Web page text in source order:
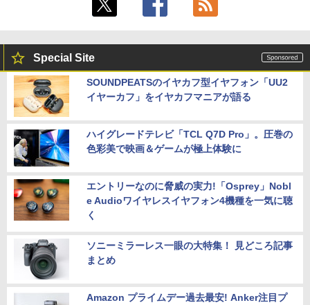
Special Site
SOUNDPEATSのイヤカフ型イヤフォン「UU2
イヤーカフ」をイヤカフマニアが語る
ハイグレードテレビ「TCL Q7D Pro」。圧巻の
色彩美で映画＆ゲームが極上体験に
エントリーなのに脅威の実力!「Osprey」Nobl
e Audioワイヤレスイヤフォン4機種を一気に聴
く
ソニーミラーレス一眼の大特集！ 見どころ記事
まとめ
Amazon プライムデー過去最安! Anker注目プ